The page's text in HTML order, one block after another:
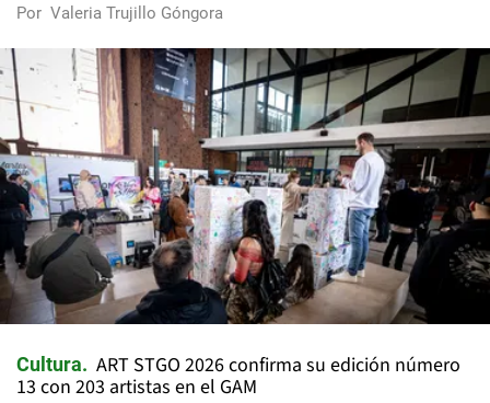
Por Valeria Trujillo Góngora
Cultura
ART STGO 2026 confirma su edición número
13 con 203 artistas en el GAM